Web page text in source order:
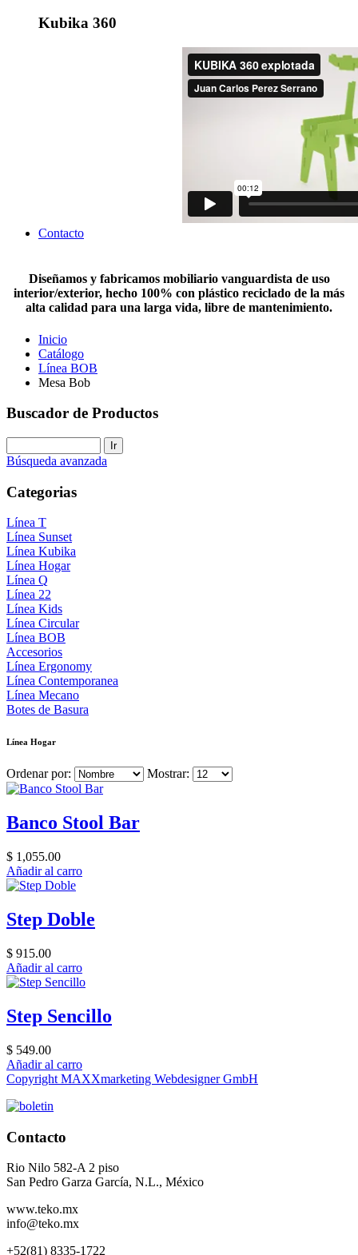
Kubika 360
Contacto
Diseñamos y fabricamos mobiliario vanguardista de uso
interior/exterior, hecho 100% con plástico reciclado de la más
alta calidad para una larga vida, libre de mantenimiento.
Inicio
Catálogo
Línea BOB
Mesa Bob
Buscador de Productos
Búsqueda avanzada
Categorias
Línea T
Línea Sunset
Línea Kubika
Línea Hogar
Línea Q
Línea 22
Línea Kids
Línea Circular
Línea BOB
Accesorios
Línea Ergonomy
Línea Contemporanea
Línea Mecano
Botes de Basura
Línea Hogar
Ordenar por: Mostrar:
Banco Stool Bar
$ 1,055.00
Añadir al carro
Step Doble
$ 915.00
Añadir al carro
Step Sencillo
$ 549.00
Añadir al carro
Copyright MAXXmarketing Webdesigner GmbH
Contacto
Rio Nilo 582-A 2 piso
San Pedro Garza García, N.L., México
www.teko.mx
info@teko.mx
+52(81) 8335-1722